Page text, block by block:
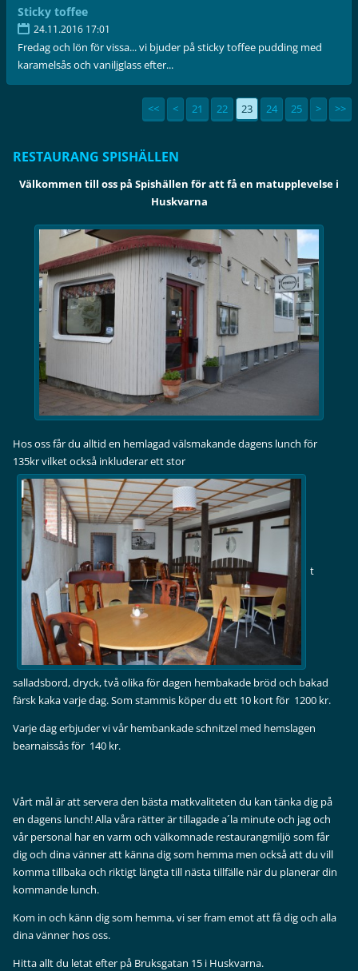
Sticky toffee
24.11.2016 17:01
Fredag och lön för vissa... vi bjuder på sticky toffee pudding med
karamelsås och vaniljglass efter...
<< < 21 22 23 24 25 > >>
RESTAURANG SPISHÄLLEN
Välkommen till oss på Spishällen för att få en matupplevelse i
Huskvarna
Hos oss får du alltid en hemlagad välsmakande dagens lunch för
135kr vilket också inkluderar ett stor
t
salladsbord, dryck, två olika för dagen hembakade bröd och bakad
färsk kaka varje dag. Som stammis köper du ett 10 kort för 1200 kr.
Varje dag erbjuder vi vår hembankade schnitzel med hemslagen
bearnaissås för 140 kr.
Vårt mål är att servera den bästa matkvaliteten du kan tänka dig på
en dagens lunch! Alla våra rätter är tillagade a´la minute och jag och
vår personal har en varm och välkomnade restaurangmiljö som får
dig och dina vänner att känna dig som hemma men också att du vill
komma tillbaka och riktigt längta till nästa tillfälle när du planerar din
kommande lunch.
Kom in och känn dig som hemma, vi ser fram emot att få dig och alla
dina vänner hos oss.
Hitta allt du letat efter på Bruksgatan 15 i Huskvarna.